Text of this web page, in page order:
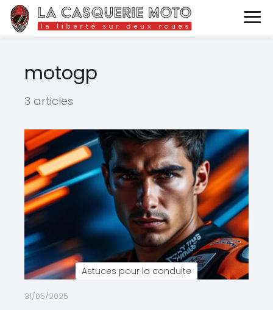
motogp
3 articles
Astuces pour la conduite
31/05/2025